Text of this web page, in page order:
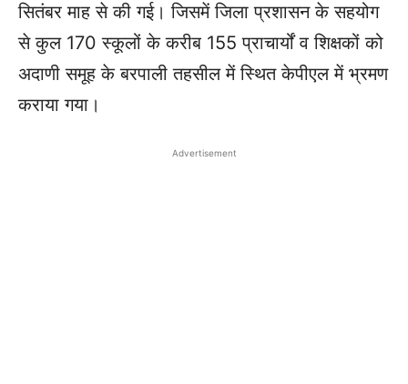
सितंबर माह से की गई। जिसमें जिला प्रशासन के सहयोग
से कुल 170 स्कूलों के करीब 155 प्राचार्यों व शिक्षकों को
अदाणी समूह के बरपाली तहसील में स्थित केपीएल में भ्रमण
कराया गया।
Advertisement